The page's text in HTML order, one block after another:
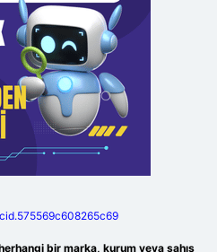
bir marka, kurum veya şahıs